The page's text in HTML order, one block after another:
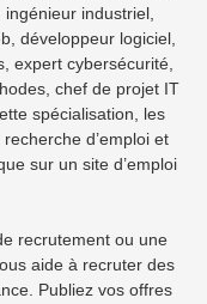
industriel,
développeur logiciel,
expert cybersécurité,
chef de projet IT
spécialisation, les
d’emploi et
sur un site d’emploi
recrutement ou une
aide à recruter des
Publiez vos offres